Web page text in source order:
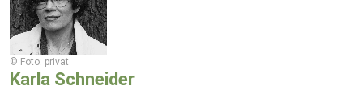
© Foto: privat
Karla Schneider